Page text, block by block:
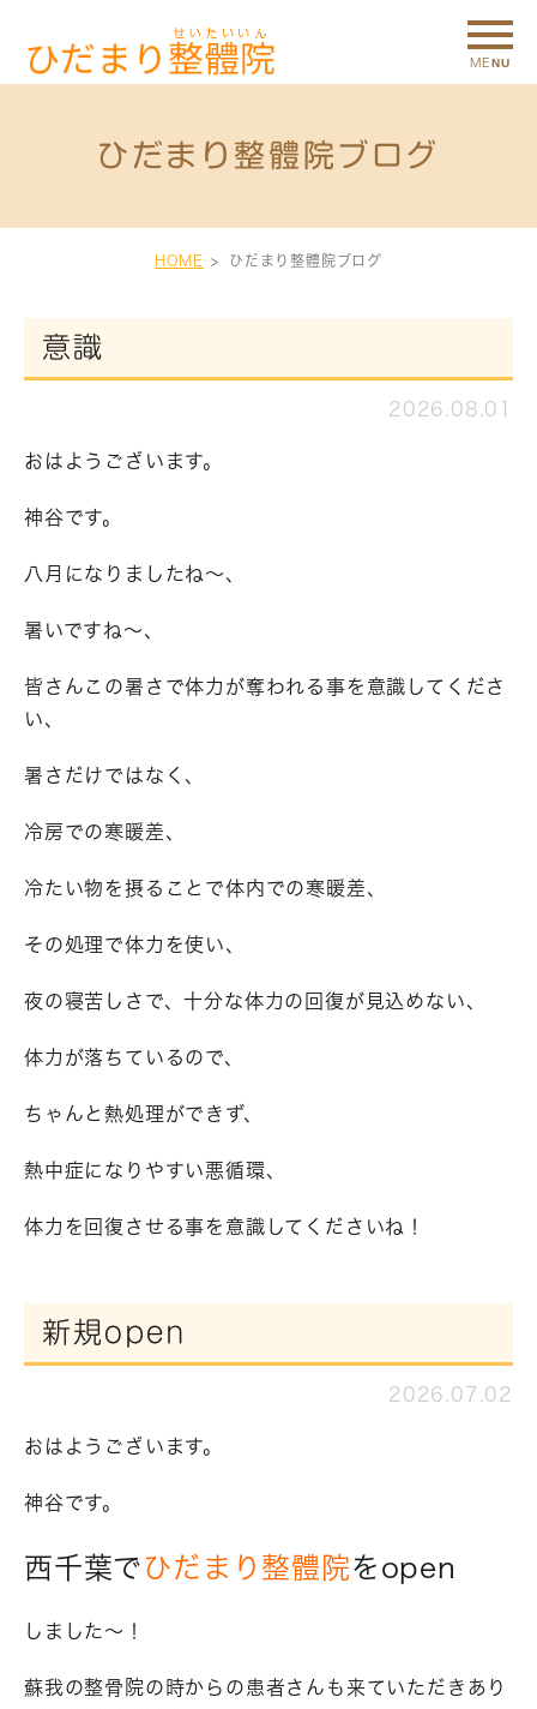
ひだまり整體院ブログ
HOME ひだまり整體院ブログ
意識
2026.08.01
おはようございます。
神谷です。
八月になりましたね～、
暑いですね～、
皆さんこの暑さで体力が奪われる事を意識してくださ
い、
暑さだけではなく、
冷房での寒暖差、
冷たい物を摂ることで体内での寒暖差、
その処理で体力を使い、
夜の寝苦しさで、十分な体力の回復が見込めない、
体力が落ちているので、
ちゃんと熱処理ができず、
熱中症になりやすい悪循環、
体力を回復させる事を意識してくださいね！
新規open
2026.07.02
おはようございます。
神谷です。
西千葉で ひだまり整體院をopen
しました～！
蘇我の整骨院の時からの患者さんも来ていただきあり